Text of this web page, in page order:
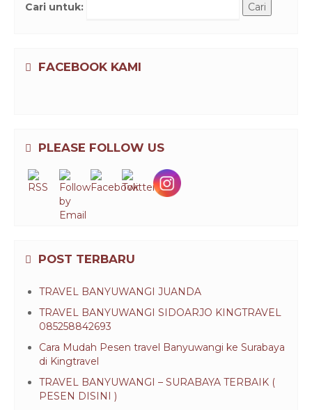
Cari untuk:
FACEBOOK KAMI
PLEASE FOLLOW US
POST TERBARU
TRAVEL BANYUWANGI JUANDA
TRAVEL BANYUWANGI SIDOARJO KINGTRAVEL
085258842693
Cara Mudah Pesen travel Banyuwangi ke Surabaya
di Kingtravel
TRAVEL BANYUWANGI – SURABAYA TERBAIK (
PESEN DISINI )